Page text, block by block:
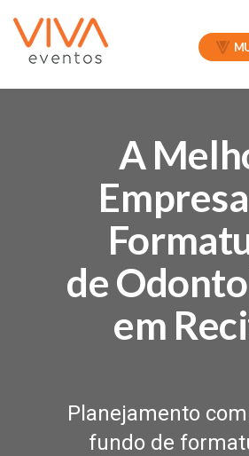
A
de
em
Planejamento
fundo de